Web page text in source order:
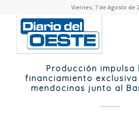
Viernes, 7 de Agosto de
Producción impulsa
financiamiento
mendocinas junto al